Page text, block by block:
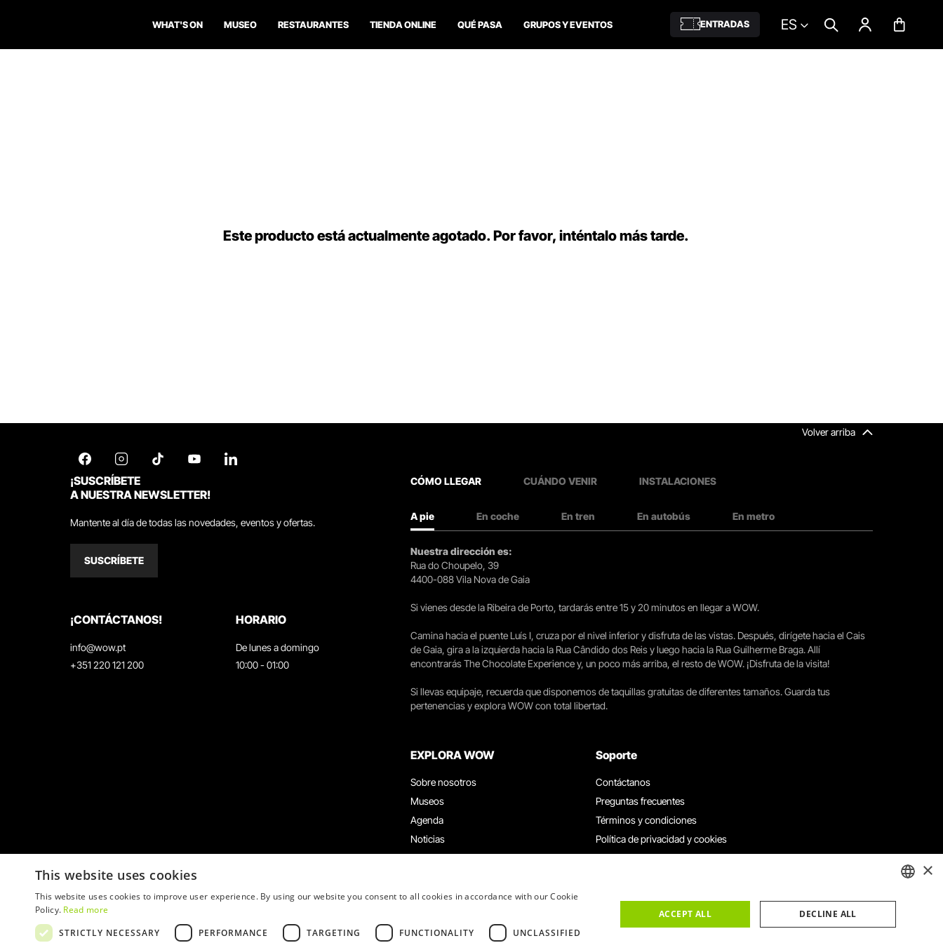
WHAT'S ON MUSEO RESTAURANTES TIENDA ONLINE QUÉ PASA GRUPOS Y EVENTOS ENTRADAS ES
Este producto está actualmente agotado. Por favor, inténtalo más tarde.
Volver arriba
¡SUSCRÍBETE
A NUESTRA NEWSLETTER!
Mantente al día de todas las novedades, eventos y ofertas.
SUSCRÍBETE
¡CONTÁCTANOS!
info@wow.pt
+351 220 121 200
HORARIO
De lunes a domingo
10:00 - 01:00
CÓMO LLEGAR CUÁNDO VENIR INSTALACIONES
A pie En coche En tren En autobús En metro
Nuestra dirección es:
Rua do Choupelo, 39
4400-088 Vila Nova de Gaia
Si vienes desde la Ribeira de Porto, tardarás entre 15 y 20 minutos en llegar a WOW.
Camina hacia el puente Luís I, cruza por el nivel inferior y disfruta de las vistas. Después, dirígete hacia el Cais
de Gaia, gira a la izquierda hacia la Rua Cândido dos Reis y luego hacia la Rua Guilherme Braga. Allí
encontrarás The Chocolate Experience y, un poco más arriba, el resto de WOW. ¡Disfruta de la visita!
Si llevas equipaje, recuerda que disponemos de taquillas gratuitas de diferentes tamaños. Guarda tus
pertenencias y explora WOW con total libertad.
EXPLORA WOW
Sobre nosotros
Museos
Agenda
Noticias
Restaurantes
Grupos y eventos
Soporte
Contáctanos
Preguntas frecuentes
Términos y condiciones
Política de privacidad y cookies
Trabaja con nosotros
×
This website uses cookies
This website uses cookies to improve user experience. By using our website you consent to all cookies in accordance with our Cookie
Policy. Read more
STRICTLY NECESSARY
PERFORMANCE TARGETING FUNCTIONALITY UNCLASSIFIED
ACCEPT ALL DECLINE ALL